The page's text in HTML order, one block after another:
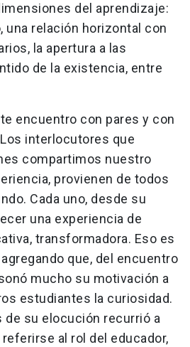
del aprendizaje:
una relación horizontal con
la apertura a las
de la existencia, entre
encuentro con pares y con
interlocutores que
compartimos nuestro
provienen de todos
Cada uno, desde su
una experiencia de
transformadora. Eso es
que, del encuentro
mucho su motivación a
estudiantes la curiosidad.
de su elocución recurrió a
al rol del educador,